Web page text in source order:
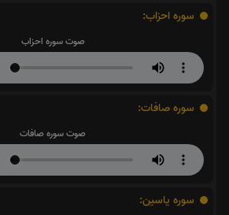
سوره احزاب:
صوت سوره احزاب
سوره صافات:
صوت سوره صافات
سوره یاسین: